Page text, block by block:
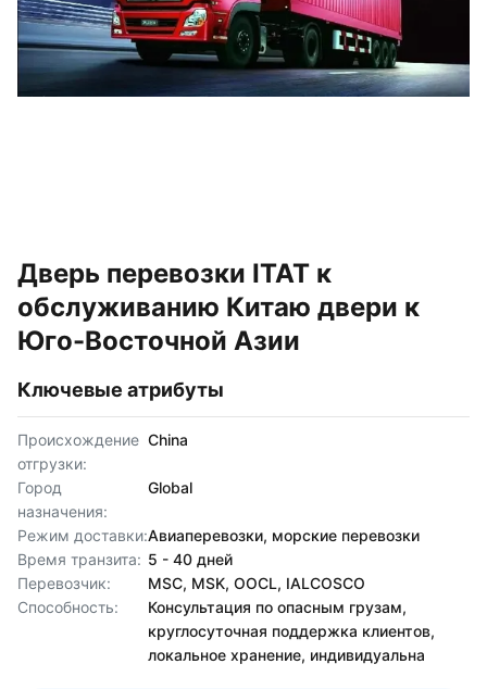
Дверь перевозки ITAT к
обслуживанию Китаю двери к
Юго-Восточной Азии
Ключевые атрибуты
Происхождение
отгрузки:
China
Город
назначения:
Global
Режим доставки:Авиаперевозки, морские перевозки
Время транзита: 5 - 40 дней
Перевозчик:
MSC, MSK, OOCL, IALCOSCO
Способность:
Консультация по опасным грузам,
круглосуточная поддержка клиентов,
локальное хранение, индивидуальна